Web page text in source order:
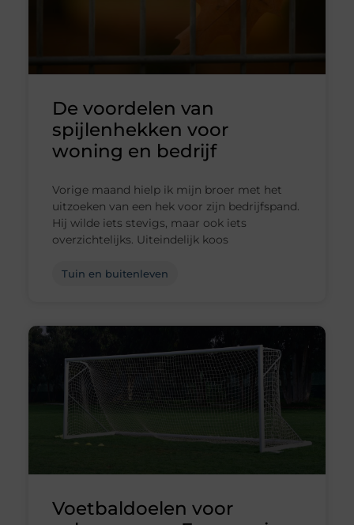
De voordelen van
spijlenhekken voor
woning en bedrijf
Vorige maand hielp ik mijn broer met het
uitzoeken van een hek voor zijn bedrijfspand.
Hij wilde iets stevigs, maar ook iets
overzichtelijks. Uiteindelijk koos
Tuin en buitenleven
Voetbaldoelen voor